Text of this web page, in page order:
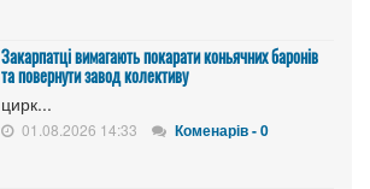
Закарпатці вимагають покарати коньячних баронів
та повернути завод колективу
цирк...
01.08.2026 14:33 Коменарів - 0